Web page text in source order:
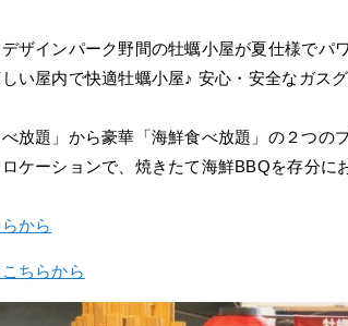
ザインパーク野間の牡蠣小屋が夏仕様でパ
い屋内で快適牡蠣小屋♪ 安心・安全なガス
放題」から豪華「海鮮食べ放題」の２つの
ケーションで、焼きたて海鮮BBQを存分に
から
ちらから